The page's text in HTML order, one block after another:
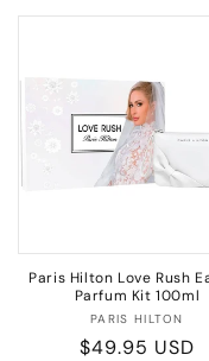
Paris Hilton Love Rush
Parfum Kit 100ml
PARIS HILTON
Precio
$49.95 USD